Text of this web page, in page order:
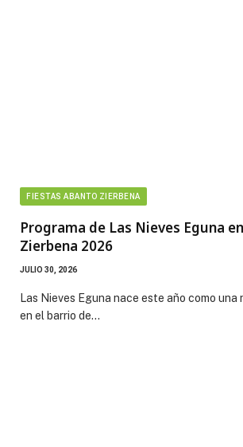
FIESTAS ABANTO ZIERBENA
Programa de Las Nieves Eguna
Zierbena 2026
JULIO 30, 2026
Las Nieves Eguna nace este año como
en el barrio de…